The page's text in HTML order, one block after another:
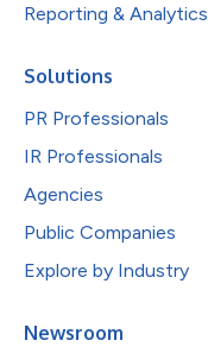
Reporting & Analytics
Solutions
PR Professionals
IR Professionals
Agencies
Public Companies
Explore by Industry
Newsroom